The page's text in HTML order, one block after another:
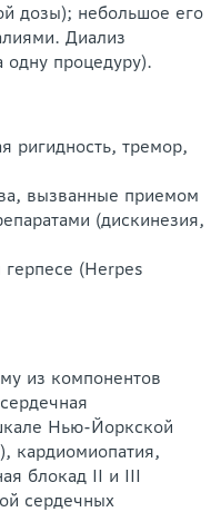
дозы); небольшое его
Диализ
процедуру).
ригидность, тремор,
вызванные приемом
(дискинезия,
(Herpes
из компонентов
Нью-Йоркской
кардиомиопатия,
блокад II и III
сердечных